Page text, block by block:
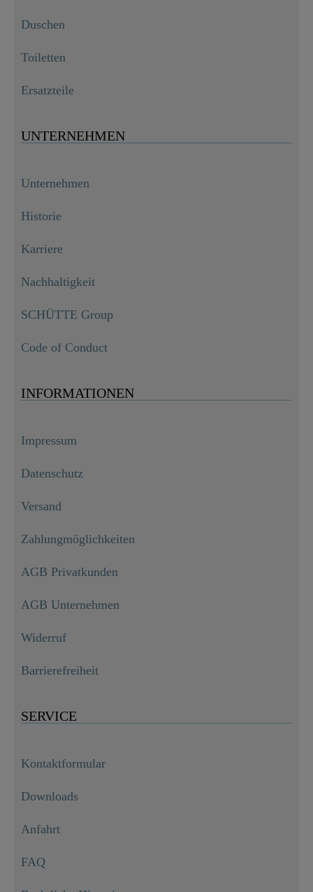
Duschen
Toiletten
Ersatzteile
UNTERNEHMEN
Unternehmen
Historie
Karriere
Nachhaltigkeit
SCHÜTTE Group
Code of Conduct
INFORMATIONEN
Impressum
Datenschutz
Versand
Zahlungmöglichkeiten
AGB Privatkunden
AGB Unternehmen
Widerruf
Barrierefreiheit
SERVICE
Kontaktformular
Downloads
Anfahrt
FAQ